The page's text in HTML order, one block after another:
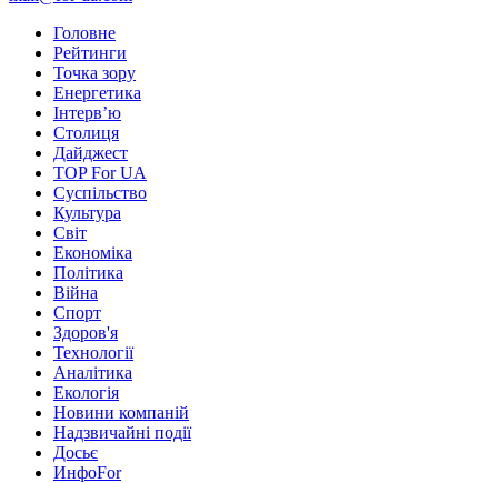
Головне
Рейтинги
Точка зору
Енергетика
Інтерв’ю
Столиця
Дайджест
TOP For UA
Суспiльство
Культура
Світ
Економіка
Політика
Війна
Спорт
Здоров'я
Технології
Аналітика
Екологія
Новини компаній
Надзвичайні події
Досьє
ИнфоFor